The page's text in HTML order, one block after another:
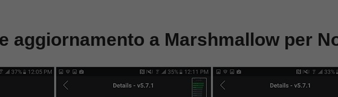
aggiornamento a Marshmallow per